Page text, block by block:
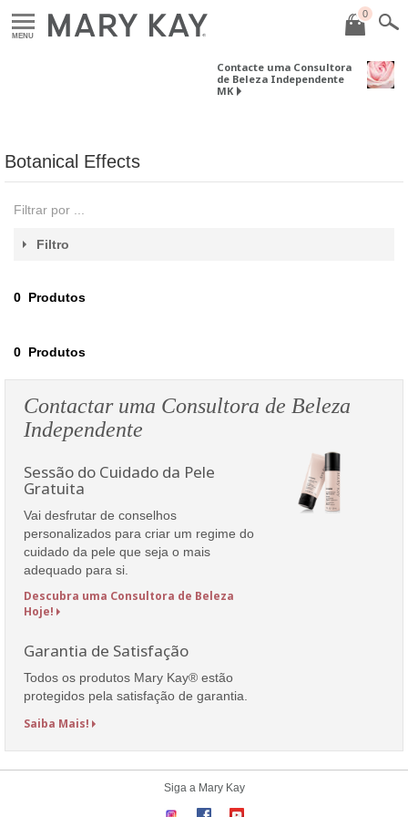
MENU
0
Contacte uma Consultora
de Beleza Independente
MK
Botanical Effects
Filtrar por ...
Filtro
0 Produtos
0 Produtos
Contactar uma Consultora de Beleza
Independente
Sessão do Cuidado da Pele
Gratuita
Vai desfrutar de conselhos
personalizados para criar um regime do
cuidado da pele que seja o mais
adequado para si.
Descubra uma Consultora de Beleza
Hoje!
Garantia de Satisfação
Todos os produtos Mary Kay® estão
protegidos pela satisfação de garantia.
Saiba Mais!
Siga a Mary Kay